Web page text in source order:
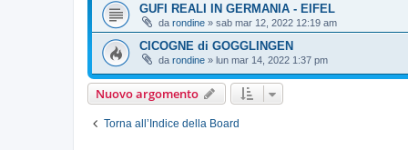
GUFI REALI IN GERMANIA - EIFEL
da rondine » sab mar 12, 2022 12:19 am
CICOGNE di GOGGLINGEN
da rondine » lun mar 14, 2022 1:37 pm
Nuovo argomento
Torna all’Indice della Board